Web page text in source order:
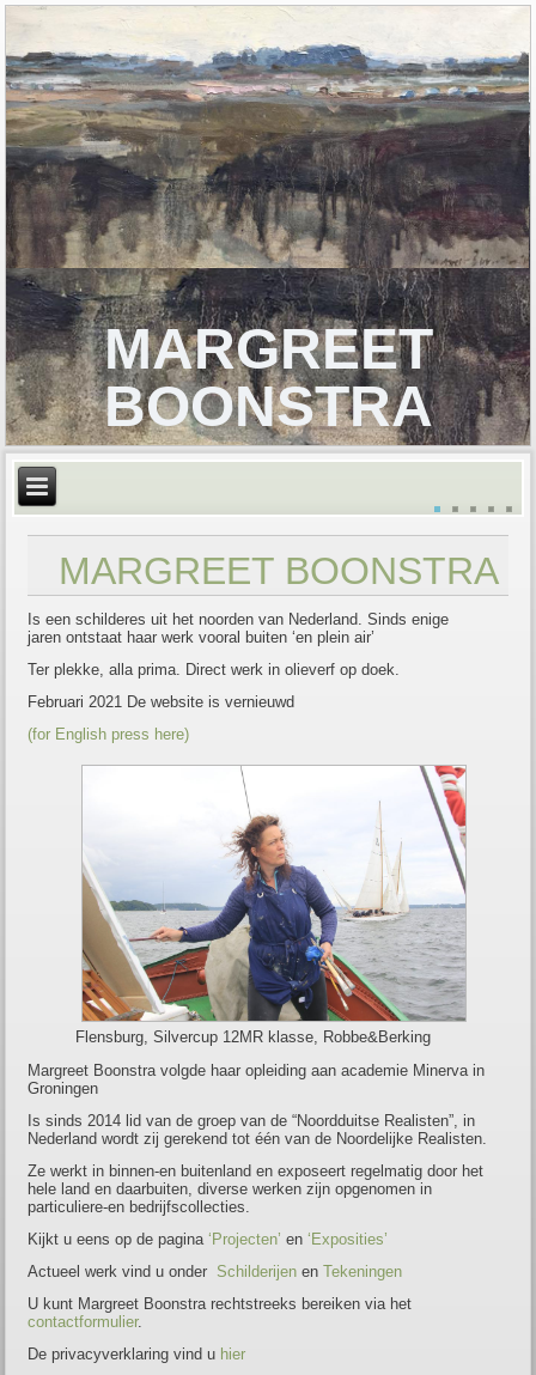
MARGREET
BOONSTRA
MARGREET BOONSTRA
Is een schilderes uit het noorden van Nederland. Sinds enige
jaren ontstaat haar werk vooral buiten ‘en plein air’
Ter plekke, alla prima. Direct werk in olieverf op doek.
Februari 2021 De website is vernieuwd
(for English press here)
Flensburg, Silvercup 12MR klasse, Robbe&Berking
Margreet Boonstra volgde haar opleiding aan academie Minerva in
Groningen
Is sinds 2014 lid van de groep van de “Noordduitse Realisten”, in
Nederland wordt zij gerekend tot één van de Noordelijke Realisten.
Ze werkt in binnen-en buitenland en exposeert regelmatig door het
hele land en daarbuiten, diverse werken zijn opgenomen in
particuliere-en bedrijfscollecties.
Kijkt u eens op de pagina‘Projecten’en‘Exposities’
Actueel werk vind u onder Schilderijen enTekeningen
U kunt Margreet Boonstra rechtstreeks bereiken via het
contactformulier.
De privacyverklaring vind u hier